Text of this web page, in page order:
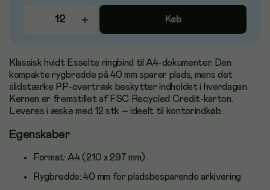
Køb
Klassisk hvidt Esselte ringbind til A4-dokumenter. Den
kompakte rygbredde på 40 mm sparer plads, mens det
slidstærke PP-overtræk beskytter indholdet i hverdagen.
Kernen er fremstillet af FSC Recycled Credit-karton.
Leveres i æske med 12 stk – ideelt til kontorindkøb.
Egenskaber
Format: A4 (210 x 297 mm)
Rygbredde: 40 mm for pladsbesparende arkivering